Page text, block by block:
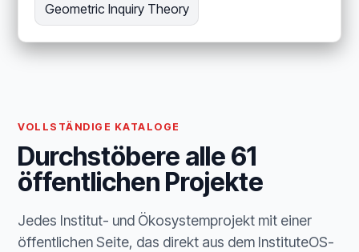
Geometric Inquiry Theory
VOLLSTÄNDIGE KATALOGE
Durchstöbere alle 61
öffentlichen Projekte
Jedes Institut- und Ökosystemprojekt mit einer
öffentlichen Seite, das direkt aus dem InstituteOS-